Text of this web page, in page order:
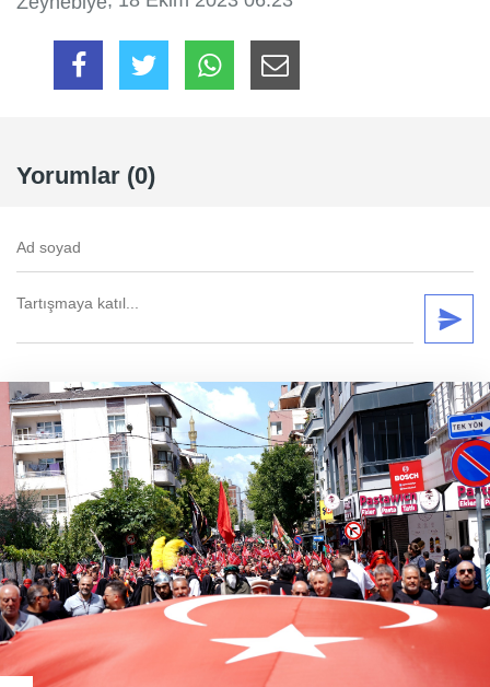
Yorumlar (0)